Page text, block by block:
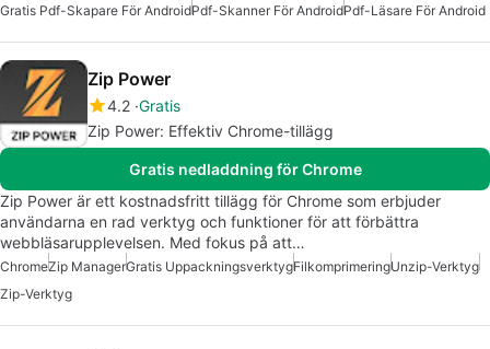
Gratis Pdf-Skapare För AndroidPdf-Skanner För AndroidPdf-Läsare För Android
Zip Power
4.2 Gratis
Zip Power: Effektiv Chrome-tillägg
Gratis nedladdning för Chrome
Zip Power är ett kostnadsfritt tillägg för Chrome som erbjuder
användarna en rad verktyg och funktioner för att förbättra
webbläsarupplevelsen. Med fokus på att…
ChromeZip ManagerGratis UppackningsverktygFilkomprimeringUnzip-Verktyg
Zip-Verktyg